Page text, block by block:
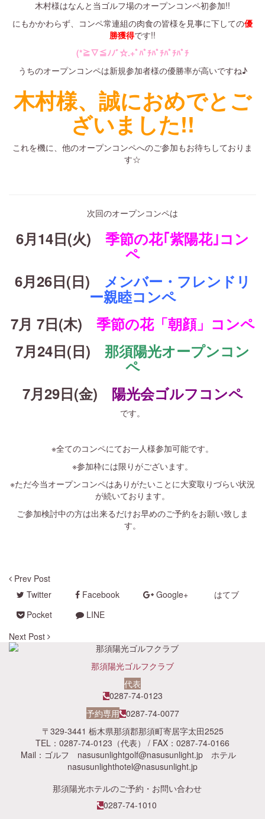
木村様はなんと当ゴルフ場のオープンコンペ初参加!!
にもかかわらず、コンペ常連組の肉食の皆様を見事に下しての優
勝獲得です!!
(*≧▽≦ﾉﾉﾞ☆.+ﾟﾊﾟﾁﾊﾟﾁﾊﾟﾁﾊﾟﾁ
うちのオープンコンペは新規参加者様の優勝率が高いですね♪
木村様、誠におめでとご
ざいました!!
これを機に、他のオープンコンペへのご参加もお待ちしておりま
す☆
次回のオープンコンペは
6月14日(火) 季節の花｢紫陽花｣コン
ペ
6月26日(日) メンバー・フレンドリ
ー親睦コンペ
7月 7日(木) 季節の花「朝顔」コンペ
7月24日(日) 那須陽光オープンコン
ペ
7月29日(金) 陽光会ゴルフコンペ
です。
※全てのコンペにてお一人様参加可能です。
※参加枠には限りがございます。
※ただ今当オープンコンペはありがたいことに大変取りづらい状況
が続いております。
ご参加検討中の方は出来るだけお早めのご予約をお願い致しま
す。
Prev Post
Twitter
Facebook Google+
はてブ
Pocket
LINE
Next Post
那須陽光ゴルフクラブ
代表
0287-74-0123
予約専用 0287-74-0077
〒329-3441 栃木県那須郡那須町寄居字太田2525
TEL：0287-74-0123（代表） / FAX：0287-74-0166
Mail：ゴルフ nasusunlightgolf@nasusunlight.jp ホテル
nasusunlighthotel@nasusunlight.jp
那須陽光ホテルのご予約・お問い合わせ
0287-74-1010